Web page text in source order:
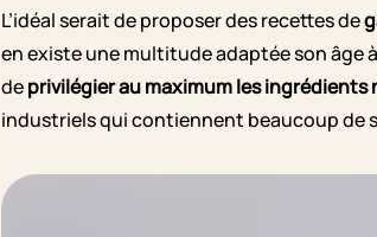
L’idéal serait de proposer des recettes de
en existe une multitude adaptée son âge
deprivilégier au maximum les ingrédients
industriels qui contiennent beaucoup de